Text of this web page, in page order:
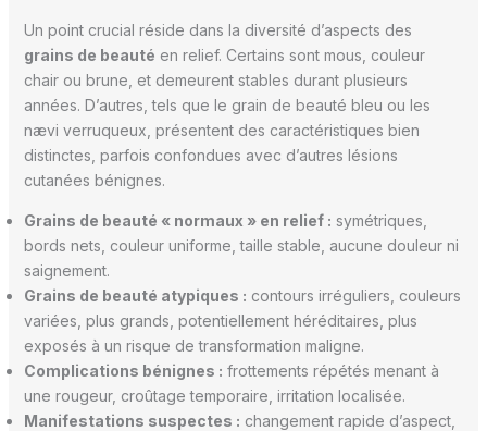
Un point crucial réside dans la diversité d’aspects des
grains de beauté en relief. Certains sont mous, couleur
chair ou brune, et demeurent stables durant plusieurs
années. D’autres, tels que le grain de beauté bleu ou les
nævi verruqueux, présentent des caractéristiques bien
distinctes, parfois confondues avec d’autres lésions
cutanées bénignes.
Grains de beauté « normaux » en relief : symétriques,
bords nets, couleur uniforme, taille stable, aucune douleur ni
saignement.
Grains de beauté atypiques : contours irréguliers, couleurs
variées, plus grands, potentiellement héréditaires, plus
exposés à un risque de transformation maligne.
Complications bénignes : frottements répétés menant à
une rougeur, croûtage temporaire, irritation localisée.
Manifestations suspectes : changement rapide d’aspect,